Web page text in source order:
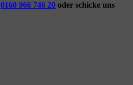
0160 966 746 20 oder schicke uns